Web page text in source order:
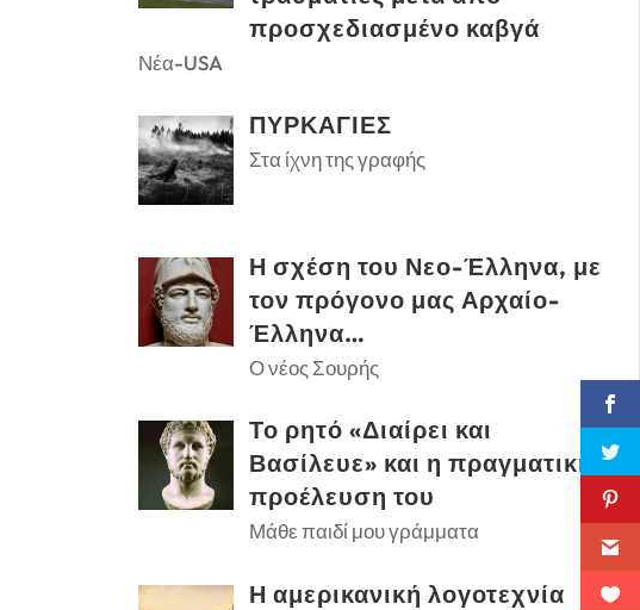
προσχεδιασμένο καβγά
Νέα-USA
ΠΥΡΚΑΓΙΕΣ
Στα ίχνη της γραφής
Η σχέση του Νεο-Έλληνα, με
τον πρόγονο μας Αρχαίο-
Έλληνα…
Ο νέος Σουρής
Το ρητό «Διαίρει και
Βασίλευε» και η πραγματική
προέλευση του
Μάθε παιδί μου γράμματα
Η αμερικανική λογοτεχνία